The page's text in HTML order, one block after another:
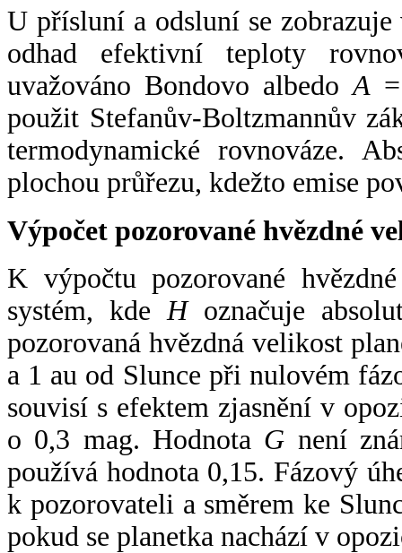
U přísluní a odsluní se
odhad efektivní teploty
uvažováno Bondovo albedoA
použit Stefanův-Boltzmannův
termodynamické rovnováze.
plochou průřezu, kdežto emise
Výpočet pozorované hvězdné
K výpočtu pozorované
systém, kde Hoznačuje
pozorovaná hvězdná velikost
a 1 au od Slunce při nulovém
souvisí s efektem zjasnění v
o 0,3 mag. Hodnota G není
používá hodnota 0,15. Fázový
k pozorovateli a směrem ke
pokud se planetka nachází v